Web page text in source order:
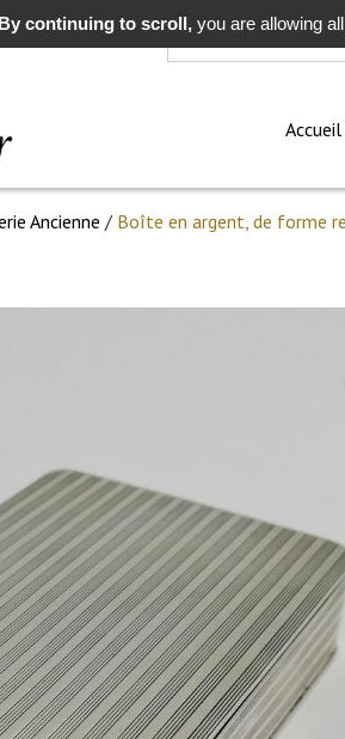
Rechercher
Accueil
Ancienne / Boîte en argent, de forme
By continuing to scroll,you are allowing